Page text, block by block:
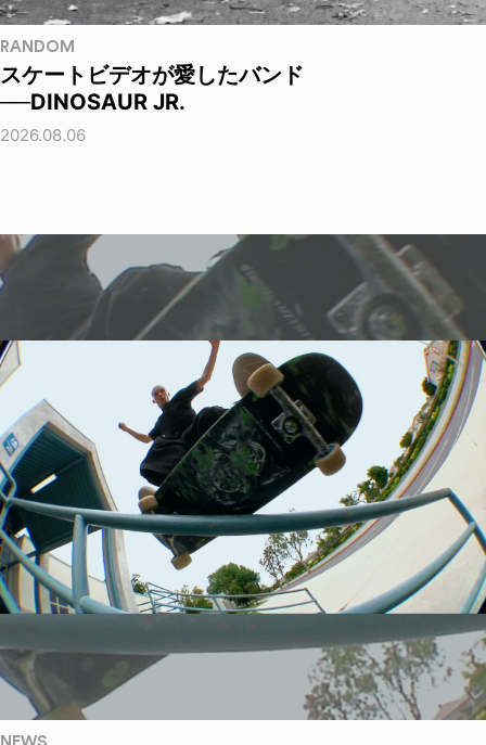
RANDOM
スケートビデオが愛したバンド
──DINOSAUR JR.
2026.08.06